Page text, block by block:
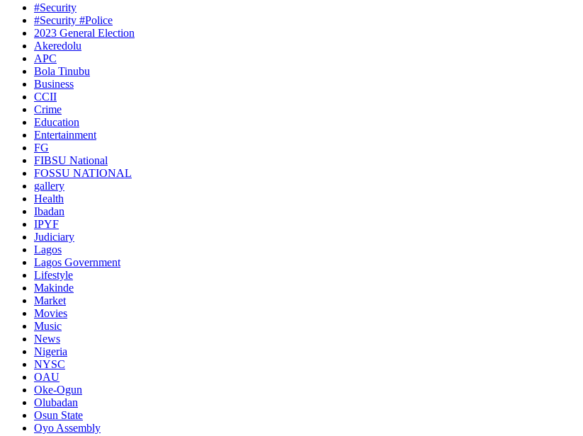
#Security
#Security #Police
2023 General Election
Akeredolu
APC
Bola Tinubu
Business
CCII
Crime
Education
Entertainment
FG
FIBSU National
FOSSU NATIONAL
gallery
Health
Ibadan
IPYF
Judiciary
Lagos
Lagos Government
Lifestyle
Makinde
Market
Movies
Music
News
Nigeria
NYSC
OAU
Oke-Ogun
Olubadan
Osun State
Oyo Assembly